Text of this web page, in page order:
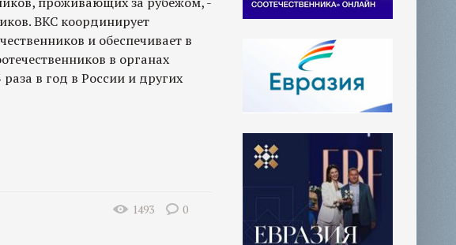
ВКС координирует
и обеспечивает в
в органах
в год в России и других
1493
0